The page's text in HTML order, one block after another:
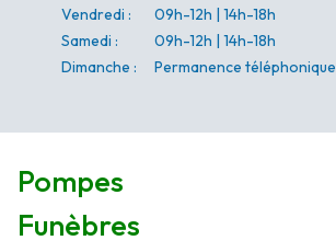
Vendredi :
09h-12h | 14h-18h
Samedi :
09h-12h | 14h-18h
Dimanche : Permanence téléphonique
Pompes
Funèbres